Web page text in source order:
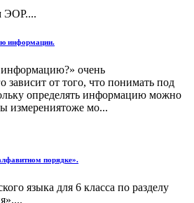
ЭОР....
информации.
очень
зависит от того, что понимать под
определять информацию можно
измерениятоже мо...
порядке».
языка для 6 класса по разделу